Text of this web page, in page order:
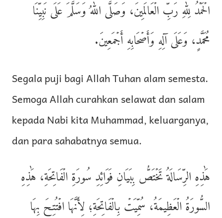
الۡحَمۡدُ لِلهِ رَبِّ الۡعَالَمِينَ، وَصَلَّى اللهُ وَسَلَّمَ عَلَى نَبِيِّنَا
مُحَمَّدٍ، وَعَلَى آلِهِ وَأَصۡحَابِهِ أَجۡمَعِينَ.
Segala puji bagi Allah Tuhan alam semesta.
Semoga Allah curahkan selawat dan salam
kepada Nabi kita Muhammad, keluarganya,
dan para sahabatnya semua.
هَٰذِهِ الرِّسَالَةُ تَخۡتَصُّ بِبَيَانِ فَوَائِدِ سُورَةِ الۡفَاتِحَةِ، هَٰذِهِ
السُّورَةُ الۡعَظِيمَةُ، سُمِّیَتۡ بِالۡفَاتِحَةِ؛ لِأَنَّهَا افۡتُتِحَ بِهَا